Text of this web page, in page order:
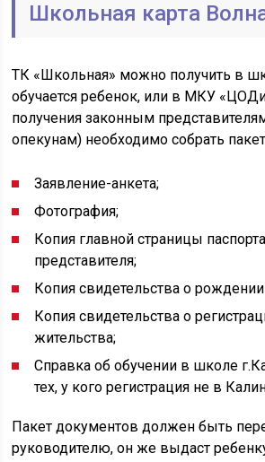
Школьная карта
ТК «Школьная» можно получить в
обучается ребенок, или в МКУ
получения законным
опекунам) необходимо собрать
Заявление-анкета;
Фотография;
Копия главной страницы
представителя;
Копия свидетельства о
Копия свидетельства о
жительства;
Справка об обучении в школе
тех, у кого регистрация не в
Пакет документов должен быть
руководителю, он же выдаст